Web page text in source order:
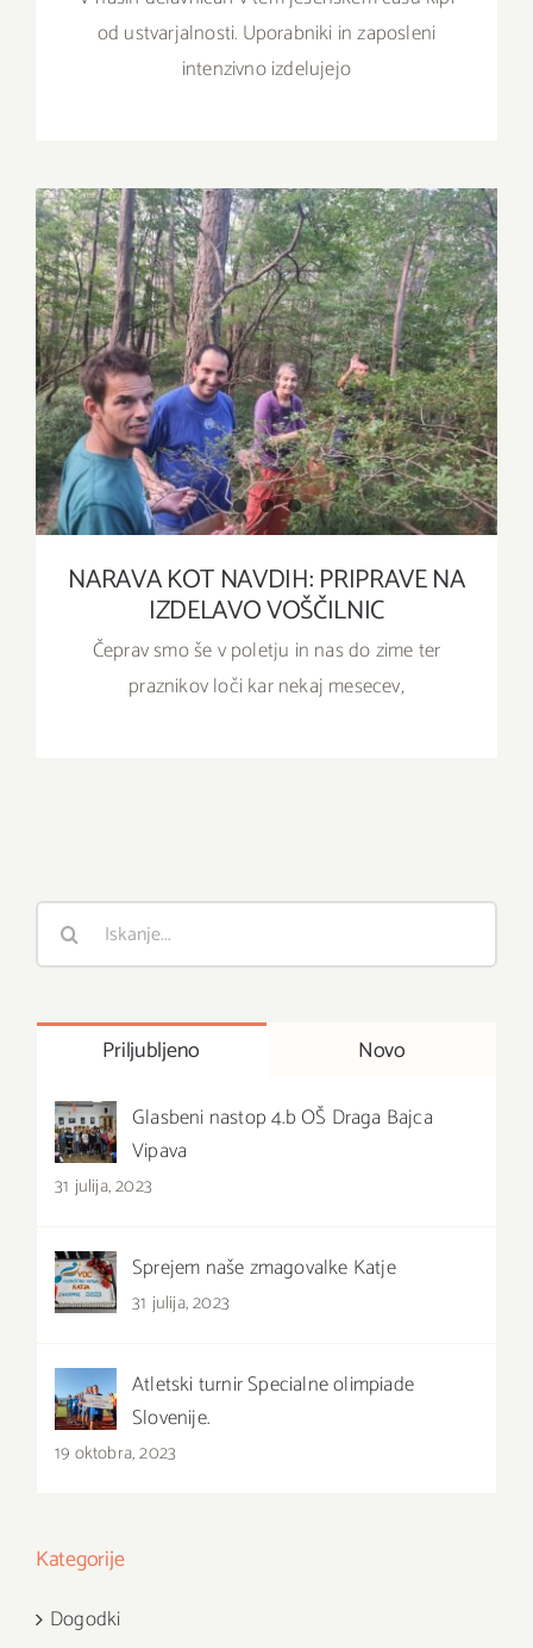
od ustvarjalnosti. Uporabniki in zaposleni
intenzivno izdelujejo
NARAVA KOT NAVDIH: PRIPRAVE NA
IZDELAVO VOŠČILNIC
NARAVA KOT NAVDIH: PRIPRAVE NA
IZDELAVO VOŠČILNIC
Čeprav smo še v poletju in nas do zime ter
praznikov loči kar nekaj mesecev,
Priljubljeno Novo
Glasbeni nastop 4.b OŠ Draga Bajca
Vipava
31 julija, 2023
Sprejem naše zmagovalke Katje
31 julija, 2023
Atletski turnir Specialne olimpiade
Slovenije.
19 oktobra, 2023
Kategorije
Dogodki